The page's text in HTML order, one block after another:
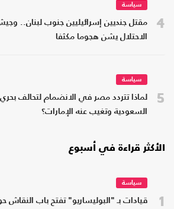
4
سياسة
مقتل جنديين إسرائيليين جنوب لبنان..
الاحتلال يشن هجوما مكثفا
5
سياسة
لماذا تتردد مصر في الانضمام لتحالف
السعودية وتغيب عنه الإمارات؟
الأكثر قراءة في أسبوع
1
سياسة
قيادات بـ "البوليساريو" تفتح باب النقاش